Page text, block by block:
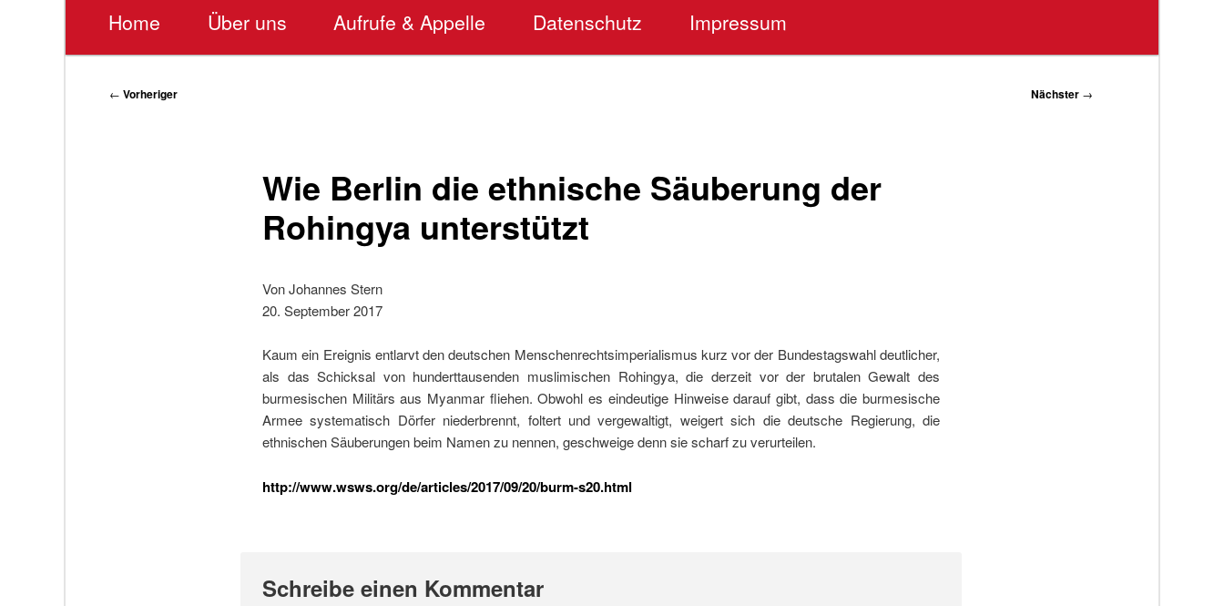
Home Über uns Aufrufe & Appelle Datenschutz Impressum
Beitragsnavigation
← Vorheriger Nächster →
Wie Berlin die ethnische Säuberung der
Rohingya unterstützt
Von Johannes Stern
20. September 2017
Kaum ein Ereignis entlarvt den deutschen Menschenrechtsimperialismus kurz vor der Bundestagswahl deutlicher,
als das Schicksal von hunderttausenden muslimischen Rohingya, die derzeit vor der brutalen Gewalt des
burmesischen Militärs aus Myanmar fliehen. Obwohl es eindeutige Hinweise darauf gibt, dass die burmesische
Armee systematisch Dörfer niederbrennt, foltert und vergewaltigt, weigert sich die deutsche Regierung, die
ethnischen Säuberungen beim Namen zu nennen, geschweige denn sie scharf zu verurteilen.
http://www.wsws.org/de/articles/2017/09/20/burm-s20.html
Schreibe einen Kommentar